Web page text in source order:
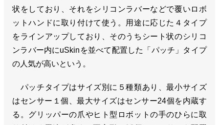
状をしており、それをシリコンラバーなどで覆いロボ
ットハンドに取り付けて使う。用途に応じた４タイプ
をラインアップしており、そのうちシート状のシリコ
ンラバー内にuSkinを並べて配置した「パッチ」タイプ
の人気が高いという。
パッチタイプはサイズ別に５種類あり、最小サイズ
はセンサー１個、最大サイズはセンサー24個を内蔵す
る。グリッパーの爪やヒト型ロボットの手のひらに取